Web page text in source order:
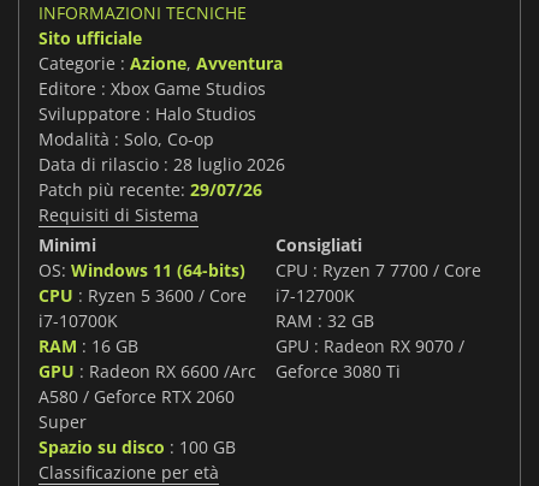
INFORMAZIONI TECNICHE
Sito ufficiale
Categorie : Azione, Avventura
Editore : Xbox Game Studios
Sviluppatore : Halo Studios
Modalità : Solo, Co-op
Data di rilascio : 28 luglio 2026
Patch più recente: 29/07/26
Requisiti di Sistema
Minimi
OS: Windows 11 (64-bits)
CPU : Ryzen 5 3600 / Core
i7-10700K
RAM : 16 GB
GPU : Radeon RX 6600 /Arc
A580 / Geforce RTX 2060
Super
Spazio su disco : 100 GB
Consigliati
CPU : Ryzen 7 7700 / Core
i7-12700K
RAM : 32 GB
GPU : Radeon RX 9070 /
Geforce 3080 Ti
Classificazione per età